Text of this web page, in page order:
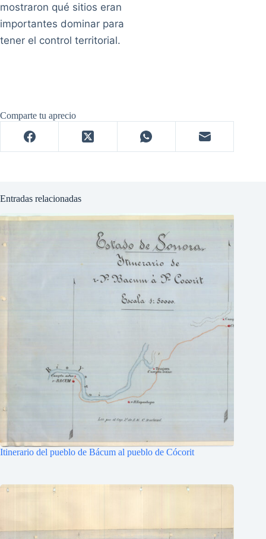
mostraron qué sitios eran
importantes dominar para
tener el control territorial.
Comparte tu aprecio
Entradas relacionadas
Itinerario del pueblo de Bácum al pueblo de Cócorit